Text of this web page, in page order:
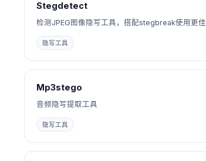
Stegdetect
检测JPEG图像隐写工具，搭配stegbreak使用更佳
隐写工具
Mp3stego
音频隐写提取工具
隐写工具